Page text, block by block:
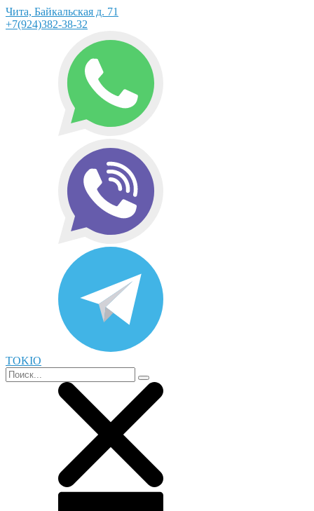
Чита, Байкальская д. 71
+7(924)382-38-32
TOKIO